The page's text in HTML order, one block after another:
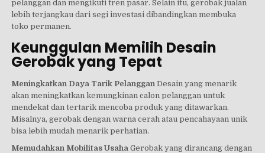
pelanggan dan mengikuti tren pasar. Selain itu, gerobak jualan
lebih terjangkau dari segi investasi dibandingkan membuka
toko permanen.
Keunggulan Memilih Desain
Gerobak yang Tepat
Meningkatkan Daya Tarik Pelanggan Desain yang menarik
akan meningkatkan kemungkinan calon pelanggan untuk
mendekat dan tertarik mencoba produk yang ditawarkan.
Misalnya, gerobak dengan warna cerah atau pencahayaan unik
bisa lebih mudah menarik perhatian.
Memudahkan Mobilitas Usaha Gerobak yang dirancang dengan